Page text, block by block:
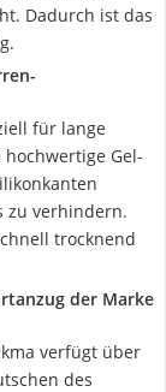
Dadurch ist das
für lange
Gel-
zu verhindern.
trocknend
der Marke
verfügt über
des